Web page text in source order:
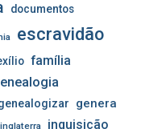
documentos
escravidão
família
genera
inglaterra inquisição